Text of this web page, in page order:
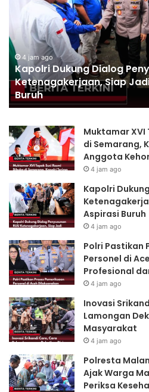
Penyusunan
RUU
Ketenagakerjaan,
Siap
Jadi
Jembatan
Aspirasi
Buruh
4 jam ago
Kapolri Dukung Dialog
Ketenagakerjaan, Siap
Buruh
Muktamar XVI
di Semarang,
Anggota
4 jam ago
Kapolri
Aspirasi Buruh
4 jam ago
Polri Pastikan
Personel di
Profesional
4 jam ago
Inovasi
Lamongan
Masyarakat
4 jam ago
Polresta
Ajak Warga
Periksa